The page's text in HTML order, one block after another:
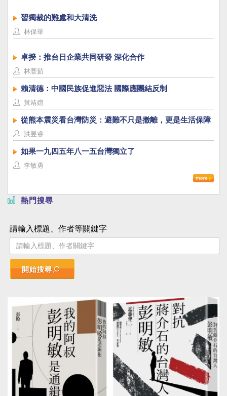
習獨裁的難處和大清洗
林保華
卓揆：推台日企業共同研發 深化合作
林薏茹
賴清德：中國民族促進惡法 國際應團結反制
黃靖媗
從熊本震災看台灣防災：避難不只是撤離，更是生活保障
洪昱睿
如果一九四五年八一五台灣獨立了
李敏勇
熱門搜尋
請輸入標題、作者等關鍵字
開始搜尋